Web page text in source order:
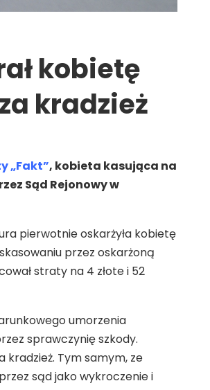
kobietę
kradzież
„Fakt”, kobieta kasująca na
Sąd Rejonowy w
pierwotnie oskarżyła kobietę
przez oskarżoną
straty na 4 złote i 52
umorzenia
sprawczynię szkody.
kradzież. Tym samym, ze
sąd jako wykroczenie i